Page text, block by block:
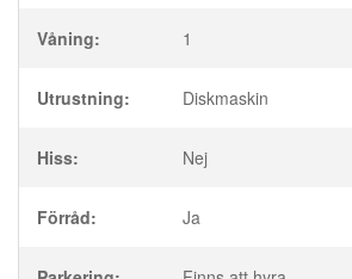
Våning: 1
Utrustning: Diskmaskin
Hiss: Nej
Förråd: Ja